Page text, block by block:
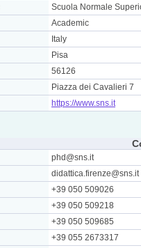
Scuola Normale
Academic
Italy
Pisa
56126
Piazza dei Cavalieri 7
https://www.sns.it
phd@sns.it
didattica.firenze@sns.it
+39 050 509026
+39 050 509218
+39 050 509685
+39 055 2673317